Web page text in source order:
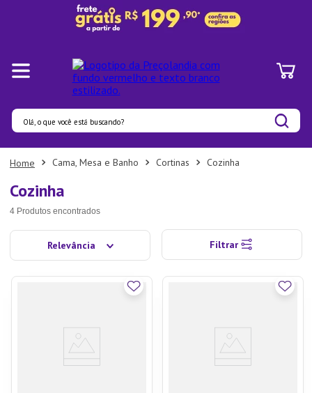
Olá, o que você está buscando?
Cama, Mesa e Banho Cortinas Cozinha
Cozinha
4 Produtos
Relevância Filtrar
Termos mais buscados
3º
Organizadores
Bambu
5º
Prato
Copo
Aparelho Jantar